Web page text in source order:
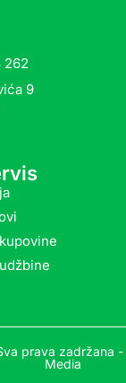
262
9
prava zadržana -
Media